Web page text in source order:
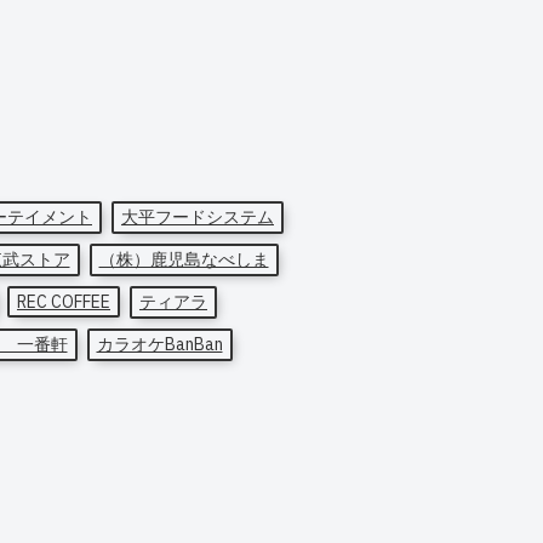
イメント
大平フードシステム
ストア
（株）鹿児島なべしま
REC COFFEE
ティアラ
一番軒
カラオケBanBan